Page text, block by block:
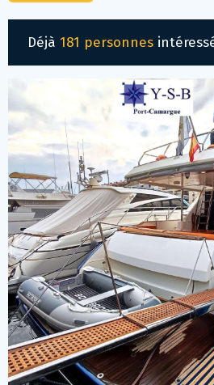
Déjà 181 personnes